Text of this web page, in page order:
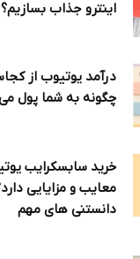
اینترو جذاب بسازیم؟
درآمد یوتیوب از
چگونه به شما پول
خرید سابسکرایب
معایب و مزایایی
دانستنی های مهم